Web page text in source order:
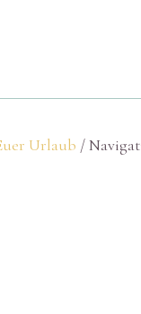
Urlaub /